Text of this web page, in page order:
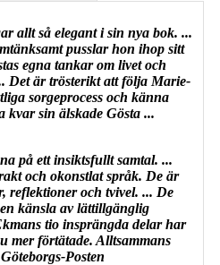
allt så elegant i sin nya bok. ...
pusslar hon ihop sitt
egna tankar om livet och
Det är trösterikt att följa Marie-
sorgeprocess och känna
kvar sin älskade Gösta ...
på ett insiktsfullt samtal. ...
och okonstlat språk. De är
reflektioner och tvivel. ... De
känsla av lättillgänglig
tio insprängda delar har
mer förtätade. Alltsammans
Posten